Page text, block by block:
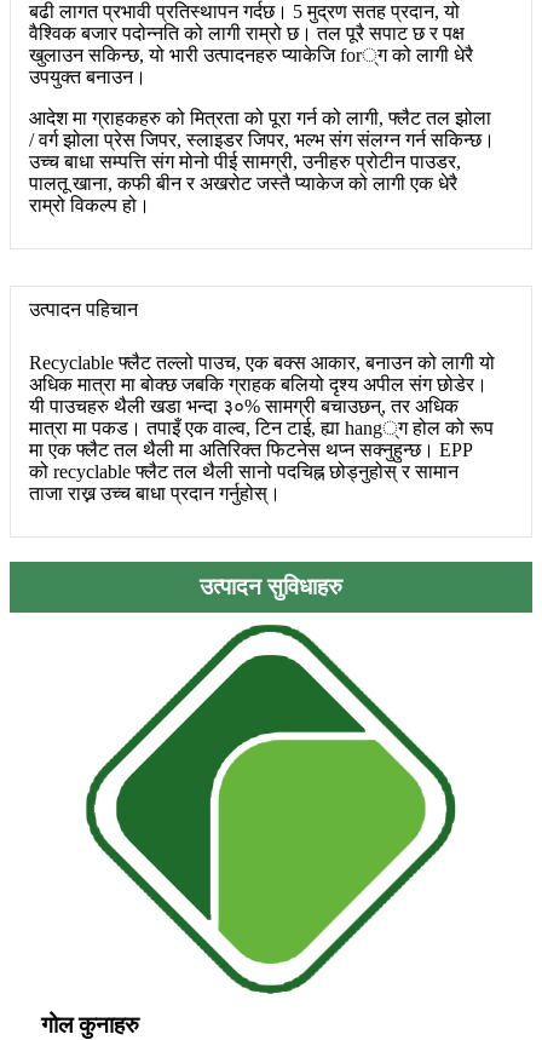
बढी लागत प्रभावी प्रतिस्थापन गर्दछ। 5 मुद्रण सतह प्रदान, यो
वैश्विक बजार पदोन्नति को लागी राम्रो छ। तल पूरै सपाट छ र पक्ष
खुलाउन सकिन्छ, यो भारी उत्पादनहरु प्याकेजि for्ग को लागी धेरै
उपयुक्त बनाउन।
आदेश मा ग्राहकहरु को मित्रता को पूरा गर्न को लागी, फ्लैट तल झोला
/ वर्ग झोला प्रेस जिपर, स्लाइडर जिपर, भल्भ संग संलग्न गर्न सकिन्छ।
उच्च बाधा सम्पत्ति संग मोनो पीई सामग्री, उनीहरु प्रोटीन पाउडर,
पालतू खाना, कफी बीन र अखरोट जस्तै प्याकेज को लागी एक धेरै
राम्रो विकल्प हो।
उत्पादन पहिचान
Recyclable फ्लैट तल्लो पाउच, एक बक्स आकार, बनाउन को लागी यो
अधिक मात्रा मा बोक्छ जबकि ग्राहक बलियो दृश्य अपील संग छोडेर।
यी पाउचहरु थैली खडा भन्दा ३०% सामग्री बचाउछन्, तर अधिक
मात्रा मा पकड। तपाइँ एक वाल्व, टिन टाई, ह्या hang्ग होल को रूप
मा एक फ्लैट तल थैली मा अतिरिक्त फिटनेस थप्न सक्नुहुन्छ। EPP
को recyclable फ्लैट तल थैली सानो पदचिह्न छोड्नुहोस् र सामान
ताजा राख्न उच्च बाधा प्रदान गर्नुहोस्।
उत्पादन सुविधाहरु
गोल कुनाहरु